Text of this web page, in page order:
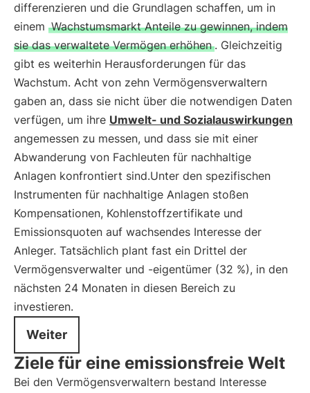
differenzieren und die Grundlagen schaffen, um in
einem Wachstumsmarkt Anteile zu gewinnen, indem
sie das verwaltete Vermögen erhöhen . Gleichzeitig
gibt es weiterhin Herausforderungen für das
Wachstum. Acht von zehn Vermögensverwaltern
gaben an, dass sie nicht über die notwendigen Daten
verfügen, um ihre Umwelt- und Sozialauswirkungen
angemessen zu messen, und dass sie mit einer
Abwanderung von Fachleuten für nachhaltige
Anlagen konfrontiert sind.Unter den spezifischen
Instrumenten für nachhaltige Anlagen stoßen
Kompensationen, Kohlenstoffzertifikate und
Emissionsquoten auf wachsendes Interesse der
Anleger. Tatsächlich plant fast ein Drittel der
Vermögensverwalter und -eigentümer (32 %), in den
nächsten 24 Monaten in diesen Bereich zu
investieren.
Weiter
Ziele für eine emissionsfreie Welt
Bei den Vermögensverwaltern bestand Interesse